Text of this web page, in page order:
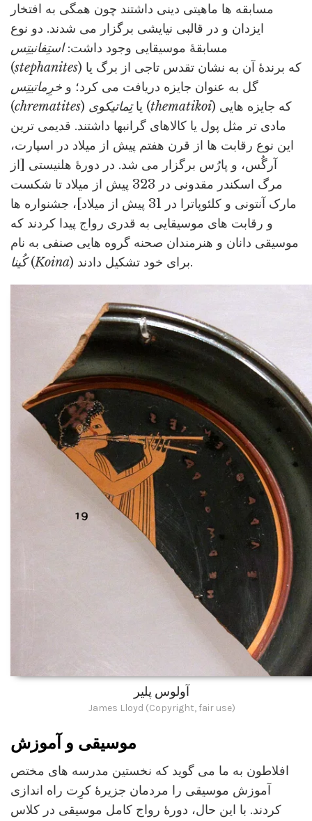
مسابقه ها ماهیتی دینی داشتند چون همگی به افتخار
ایزدان و در قالبی نیایشی برگزار می شدند. دو نوع
مسابقۀ موسیقایی وجود داشت:استِفانیتِس
(stephanites) که برندۀ آن به نشان تقدس تاجی از برگ یا
گل به عنوان جایزه دریافت می کرد؛ و خرِماتیتِس
(chrematites ) یاتِماتیکوی (thematikoi) که جایزه هایی
مادی تر مثل پول یا کالاهای گرانبها داشتند. قدیمی ترین
این نوع رقابت ها از قرن هفتم پیش از میلاد در اسپارت،
آرگُس، و پارُس برگزار می شد. در دورۀ هلنیستی [از
مرگ اسکندر مقدونی در 323 پیش از میلاد تا شکست
مارک آنتونی و کلئوپاترا در 31 پیش از میلاد]، جشنواره ها
و رقابت های موسیقایی به قدری رواج پیدا کردند که
موسیقی دانان و هنرمندان صحنه گروه هایی صنفی به نام
کُینا(Koina ) برای خود تشکیل دادند.
آولوس پلیر
James Lloyd (Copyright, fair use)
موسیقی و آموزش
افلاطون به ما می گوید که نخستین مدرسه های مختص
آموزش موسیقی را مردمان جزیرۀ کرِت راه اندازی
کردند. با این حال، دورۀ رواج کامل موسیقی در کلاس